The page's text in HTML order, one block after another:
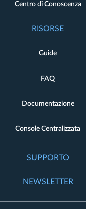
Centro di Conoscenza
RISORSE
Guide
FAQ
Documentazione
Console Centralizzata
SUPPORTO
NEWSLETTER